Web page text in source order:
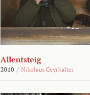
Allentsteig
2010 / Nikolaus Geyrhalter